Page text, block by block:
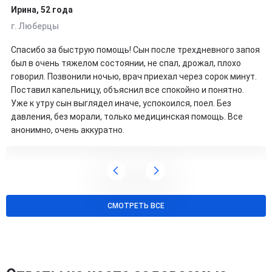
Ирина, 52 года
г. Люберцы
Спасибо за быструю помощь! Сын после трехдневного запоя
был в очень тяжелом состоянии, не спал, дрожал, плохо
говорил. Позвонили ночью, врач приехал через сорок минут.
Поставил капельницу, объяснил все спокойно и понятно.
Уже к утру сын выглядел иначе, успокоился, поел. Без
давления, без морали, только медицинская помощь. Все
анонимно, очень аккуратно.
СМОТРЕТЬ ВСЕ